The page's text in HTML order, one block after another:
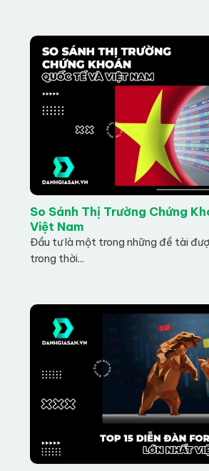
So Sánh Thị Trường Chứng
Việt Nam
Đầu tư là một trong những đề tài
trong thời...